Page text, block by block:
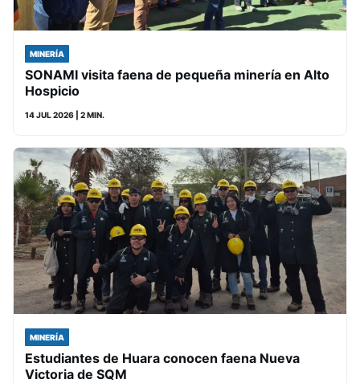
MINERÍA
SONAMI visita faena de pequeña minería en Alto
Hospicio
14 JUL 2026 | 2 MIN.
MINERÍA
Estudiantes de Huara conocen faena Nueva
Victoria de SQM